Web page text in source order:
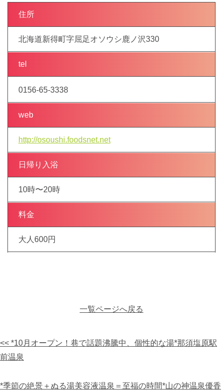
住所
北海道新得町字屈足オソウシ鹿ノ沢330
tel
0156-65-3338
web
http://osoushi.foodsnet.net
日帰り入浴
10時〜20時
料金
大人600円
一覧ページへ戻る
<< *10月オープン！巷で話題沸騰中、個性的な湯*那須塩原駅
前温泉
*季節の絶景＋ぬる湯美容液温泉＝至福の時間*山の神温泉優香